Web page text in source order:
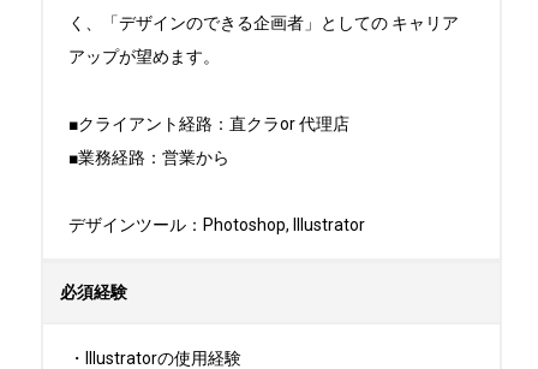
く、「デザインのできる企画者」としての キャリア
アップが望めます。
■クライアント経路：直クラor 代理店
■業務経路：営業から
デザインツール：Photoshop, Illustrator
必須経験
・Illustratorの使用経験